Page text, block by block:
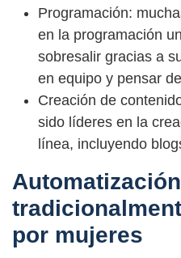
Programación:
en la programación
sobresalir gracias a
en equipo y pensar
Creación de
sido líderes en la
línea, incluyendo
por mujeres